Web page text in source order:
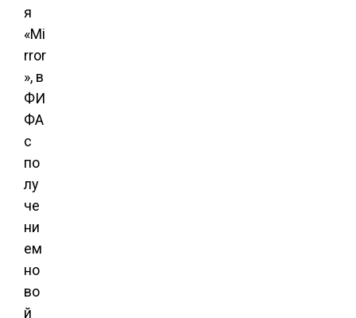
я
«Mi
rror
», в
ФИ
ФА
с
по
лу
че
ни
ем
но
во
й